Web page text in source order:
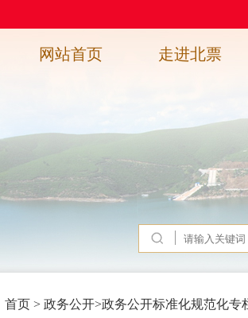
网站首页 走进北票
首页 > 政务公开>政务公开标准化规范化专